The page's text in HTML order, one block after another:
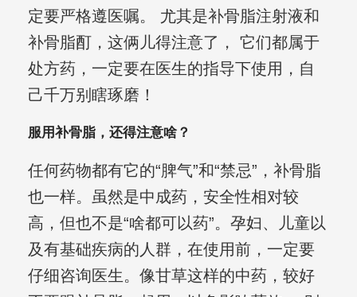
定要严格遵医嘱。 尤其是补骨脂注射液和
补骨脂酊，这俩儿得注意了， 它们都属于
处方药，一定要在医生的指导下使用，自
己千万别瞎琢磨！
服用补骨脂，还得注意啥？
任何药物都有它的“脾气”和“禁忌”，补骨脂
也一样。虽然是中成药，安全性相对较
高，但也不是“啥都可以药”。孕妇、儿童以
及有基础疾病的人群，在使用前，一定要
仔细咨询医生。像甘草这样的中药，较好